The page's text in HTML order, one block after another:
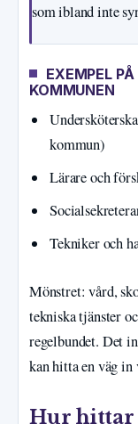
som ibland inte
EXEMPEL
KOMMUNEN
kommun)
Lärare och
Tekniker och
Mönstret: vård,
tekniska tjänster
regelbundet. Det
kan hitta en väg
Hur hittar